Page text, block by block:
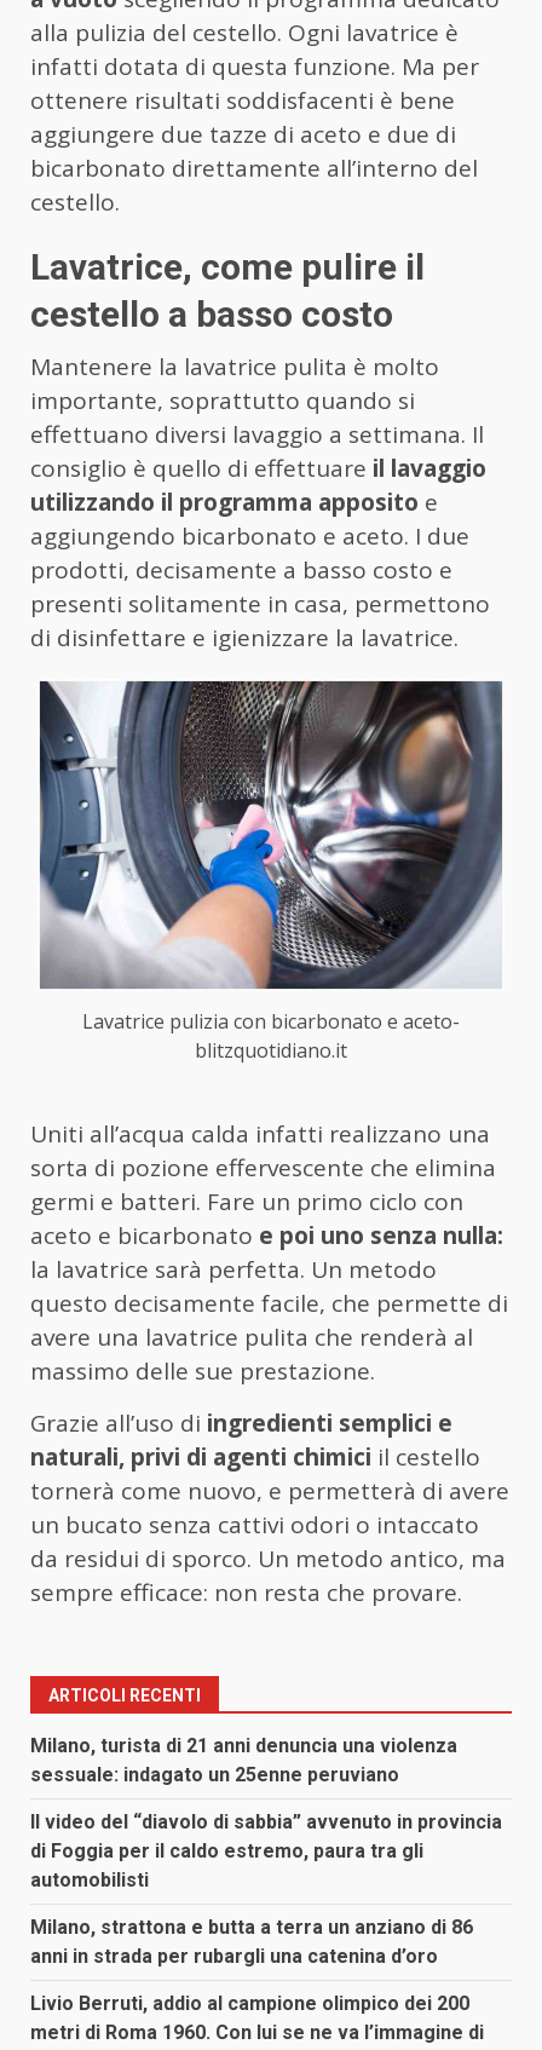
alla pulizia del cestello. Ogni lavatrice è
infatti dotata di questa funzione. Ma per
ottenere risultati soddisfacenti è bene
aggiungere due tazze di aceto e due di
bicarbonato direttamente all’interno del
cestello.
Lavatrice, come pulire il
cestello a basso costo
Mantenere la lavatrice pulita è molto
importante, soprattutto quando si
effettuano diversi lavaggio a settimana. Il
consiglio è quello di effettuare il lavaggio
utilizzando il programma apposito e
aggiungendo bicarbonato e aceto. I due
prodotti, decisamente a basso costo e
presenti solitamente in casa, permettono
di disinfettare e igienizzare la lavatrice.
Lavatrice pulizia con bicarbonato e aceto-
blitzquotidiano.it
Uniti all’acqua calda infatti realizzano una
sorta di pozione effervescente che elimina
germi e batteri. Fare un primo ciclo con
aceto e bicarbonato e poi uno senza nulla:
la lavatrice sarà perfetta. Un metodo
questo decisamente facile, che permette di
avere una lavatrice pulita che renderà al
massimo delle sue prestazione.
Grazie all’uso di ingredienti semplici e
naturali, privi di agenti chimici il cestello
tornerà come nuovo, e permetterà di avere
un bucato senza cattivi odori o intaccato
da residui di sporco. Un metodo antico, ma
sempre efficace: non resta che provare.
ARTICOLI RECENTI
Milano, turista di 21 anni denuncia una violenza
sessuale: indagato un 25enne peruviano
Il video del “diavolo di sabbia” avvenuto in provincia
di Foggia per il caldo estremo, paura tra gli
automobilisti
Milano, strattona e butta a terra un anziano di 86
anni in strada per rubargli una catenina d’oro
Livio Berruti, addio al campione olimpico dei 200
metri di Roma 1960. Con lui se ne va l’immagine di